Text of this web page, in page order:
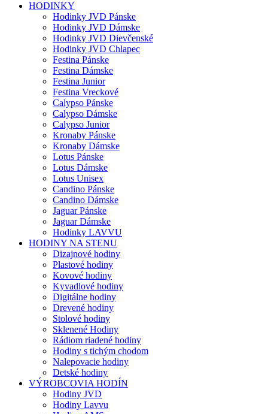
HODINKY
Hodinky JVD Pánske
Hodinky JVD Dámske
Hodinky JVD Dievčenské
Hodinky JVD Chlapec
Festina Pánske
Festina Dámske
Festina Junior
Festina Vreckové
Calypso Pánske
Calypso Dámske
Calypso Junior
Kronaby Pánske
Kronaby Dámske
Lotus Pánske
Lotus Dámske
Lotus Unisex
Candino Pánske
Candino Dámske
Jaguar Pánske
Jaguar Dámske
Hodinky LAVVU
HODINY NA STENU
Dizajnové hodiny
Plastové hodiny
Kovové hodiny
Kyvadlové hodiny
Digitálne hodiny
Drevené hodiny
Stolové hodiny
Sklenené Hodiny
Rádiom riadené hodiny
Hodiny s tichým chodom
Nalepovacie hodiny
Detské hodiny
VÝROBCOVIA HODÍN
Hodiny JVD
Hodiny Lavvu